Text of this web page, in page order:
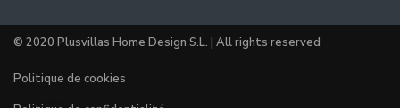
© 2020 Plusvillas Home Design S.L. | All rights reserved
Politique de cookies